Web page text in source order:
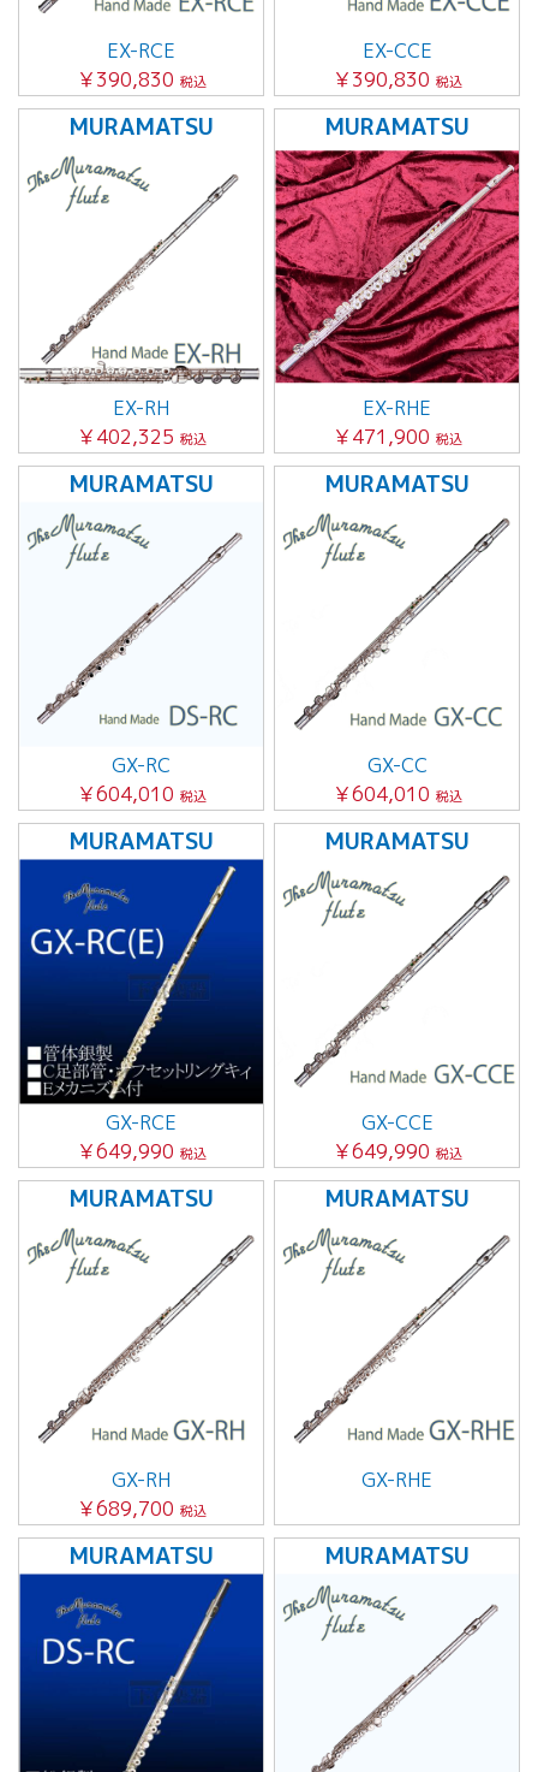
EX-RCE
￥390,830 税込
EX-CCE
￥390,830 税込
MURAMATSU
EX-RH
￥402,325 税込
MURAMATSU
EX-RHE
￥471,900 税込
MURAMATSU
GX-RC
￥604,010 税込
MURAMATSU
GX-CC
￥604,010 税込
MURAMATSU
GX-RCE
￥649,990 税込
MURAMATSU
GX-CCE
￥649,990 税込
MURAMATSU
GX-RH
￥689,700 税込
MURAMATSU
GX-RHE
MURAMATSU MURAMATSU